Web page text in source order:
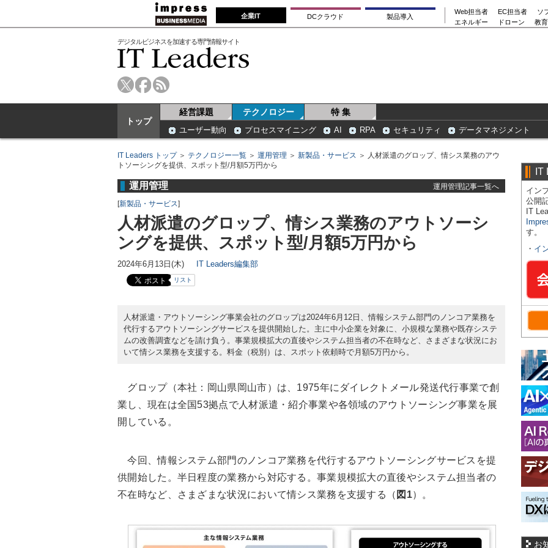
企業IT DCクラウド 製品導入
Web担当者 EC担当者
ソ
エネルギー
ドローン 教
デジタルビジネスを加速する専門情報サイト
トップ
経営課題 テクノロジー 特 集
ユーザー動向 プロセスマイニング AI RPA セキュリティ データマネジメント
IT Leaders トップ＞ テクノロジー一覧 ＞ 運用管理 ＞ 新製品・サービス ＞ 人材派遣のグロップ、情シス業務のアウ
トソーシングを提供、スポット型/月額5万円から
運用管理
運用管理記事一覧へ
[新製品・サービス]
人材派遣のグロップ、情シス業務のアウトソーシ
ングを提供、スポット型/月額5万円から
2024年6月13日(木) IT Leaders編集部
リスト
人材派遣・アウトソーシング事業会社のグロップは2024年6月12日、情報システム部門のノンコア業務を
代行するアウトソーシングサービスを提供開始した。主に中小企業を対象に、小規模な業務や既存システ
ムの改善調査などを請け負う。事業規模拡大の直後やシステム担当者の不在時など、さまざまな状況にお
いて情シス業務を支援する。料金（税別）は、スポット依頼時で月額5万円から。
グロップ（本社：岡山県岡山市）は、1975年にダイレクトメール発送代行事業で創
業し、現在は全国53拠点で人材派遣・紹介事業や各領域のアウトソーシング事業を展
開している。
今回、情報システム部門のノンコア業務を代行するアウトソーシングサービスを提
供開始した。半日程度の業務から対応する。事業規模拡大の直後やシステム担当者の
不在時など、さまざまな状況において情シス業務を支援する（ 図1）。
IT
イン
公開
IT
す。
・ イ
お